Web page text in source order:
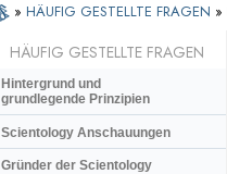
» HÄUFIG GESTELLTE FRAGEN »
HÄUFIG GESTELLTE FRAGEN
Hintergrund und
grundlegende Prinzipien
Scientology Anschauungen
Gründer der Scientology